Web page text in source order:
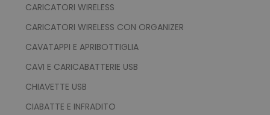
CARICATORI WIRELESS
CARICATORI WIRELESS CON ORGANIZER
CAVATAPPI E APRIBOTTIGLIA
CAVI E CARICABATTERIE USB
CHIAVETTE USB
CIABATTE E INFRADITO